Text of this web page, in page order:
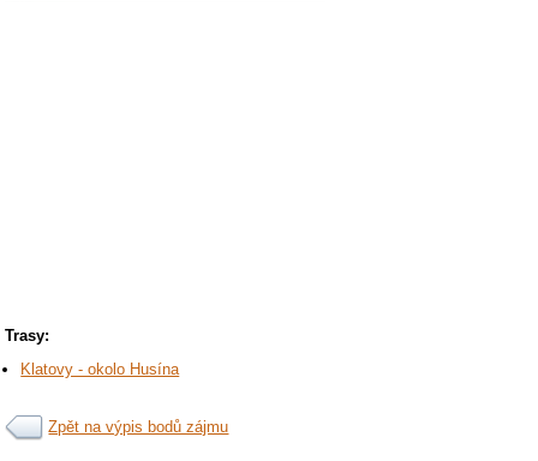
Trasy:
Klatovy - okolo Husína
Zpět na výpis bodů zájmu